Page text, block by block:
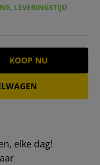
LEVERINGSTIJD
KOOP NU
elke dag!